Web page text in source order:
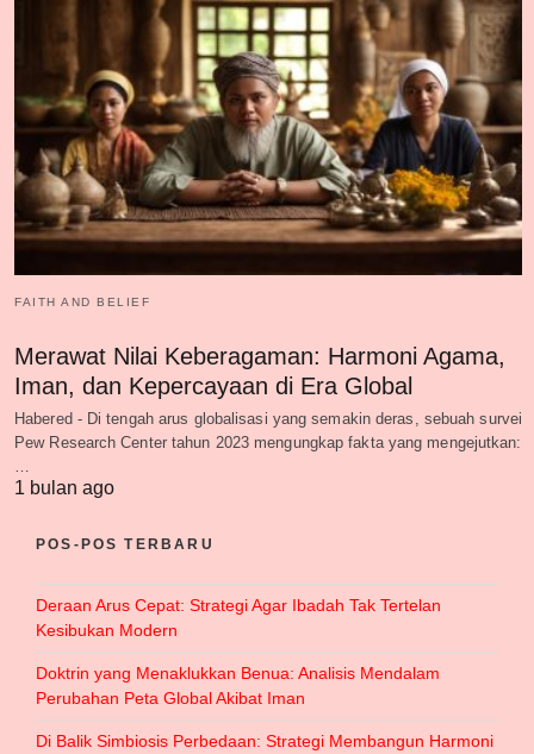
FAITH AND BELIEF
Merawat Nilai Keberagaman: Harmoni Agama,
Iman, dan Kepercayaan di Era Global
Habered - Di tengah arus globalisasi yang semakin deras, sebuah survei
Pew Research Center tahun 2023 mengungkap fakta yang mengejutkan:
1 bulan ago
POS-POS TERBARU
Deraan Arus Cepat: Strategi Agar Ibadah Tak Tertelan
Kesibukan Modern
Doktrin yang Menaklukkan Benua: Analisis Mendalam
Perubahan Peta Global Akibat Iman
Di Balik Simbiosis Perbedaan: Strategi Membangun Harmoni